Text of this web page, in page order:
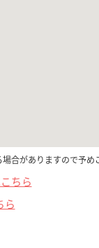
合がありますので予め
ちら
ら